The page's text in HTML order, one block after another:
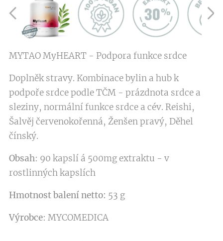
MYTAO MyHEART - Podpora funkce srdce
Doplněk stravy. Kombinace bylin a hub k
podpoře srdce podle TČM - prázdnota srdce a
sleziny, normální funkce srdce a cév. Reishi,
Šalvěj červenokořenná, Ženšen pravý, Děhel
čínský.
Obsah: 90 kapslí á 500mg extraktu - v
rostlinných kapslích
Hmotnost balení netto: 53 g
Výrobce: MYCOMEDICA